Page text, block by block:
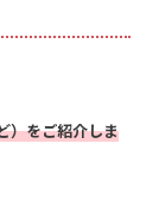
）をご紹介しま